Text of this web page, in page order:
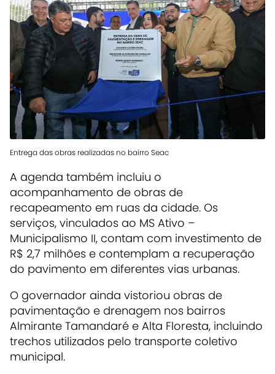
Entrega das obras realizadas no bairro Seac
A agenda também incluiu o
acompanhamento de obras de
recapeamento em ruas da cidade. Os
serviços, vinculados ao MS Ativo –
Municipalismo II, contam com investimento de
R$ 2,7 milhões e contemplam a recuperação
do pavimento em diferentes vias urbanas.
O governador ainda vistoriou obras de
pavimentação e drenagem nos bairros
Almirante Tamandaré e Alta Floresta, incluindo
trechos utilizados pelo transporte coletivo
municipal.